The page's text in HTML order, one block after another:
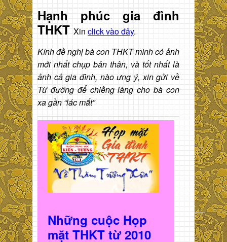
Hạnh phúc gia đình
THKT Xin click vào đây.
Kính đề nghị bà con THKT mình có ảnh
mới nhất chụp bản thân, và tốt nhất là
ảnh cả gia đình, nào ưng ý, xin gửi về
Từ đường để chiềng làng cho bà con
xa gần “lác mắt”
Những cuộc Họp
mặt THKT từ 2010